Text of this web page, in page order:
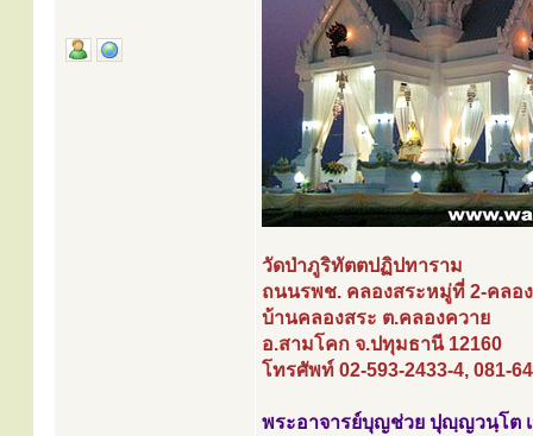
วัดป่าภูริทัตตปฏิปทาราม
ถนนรพช. คลองสระหมู่ที่ 2-คลอ
บ้านคลองสระ ต.คลองควาย
อ.สามโคก จ.ปทุมธานี 12160
โทรศัพท์ 02-593-2433-4, 081-
พระอาจารย์บุญช่วย ปุญฺญวนฺโต